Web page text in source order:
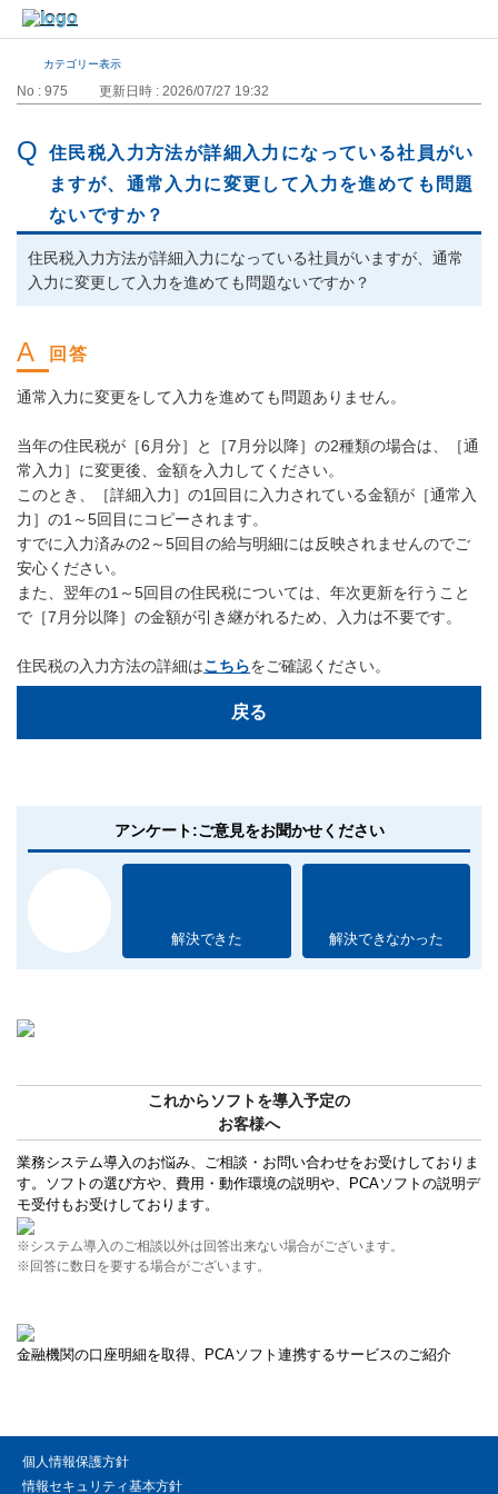
カテゴリー表示
No : 975 更新日時 : 2026/07/27 19:32
住民税入力方法が詳細入力になっている社員がい
ますが、通常入力に変更して入力を進めても問題
ないですか？
住民税入力方法が詳細入力になっている社員がいますが、通常
入力に変更して入力を進めても問題ないですか？
通常入力に変更をして入力を進めても問題ありません。
当年の住民税が［6月分］と［7月分以降］の2種類の場合は、［通
常入力］に変更後、金額を入力してください。
このとき、［詳細入力］の1回目に入力されている金額が［通常入
力］の1～5回目にコピーされます。
すでに入力済みの2～5回目の給与明細には反映されませんのでご
安心ください。
また、翌年の1～5回目の住民税については、年次更新を行うこと
で［7月分以降］の金額が引き継がれるため、入力は不要です。
住民税の入力方法の詳細はこちらをご確認ください。
戻る
アンケート:ご意見をお聞かせください
解決できた 解決できなかった
これからソフトを導入予定の
お客様へ
業務システム導入のお悩み、ご相談・お問い合わせをお受けしておりま
す。ソフトの選び方や、費用・動作環境の説明や、PCAソフトの説明デ
モ受付もお受けしております。
※システム導入のご相談以外は回答出来ない場合がございます。
※回答に数日を要する場合がございます。
金融機関の口座明細を取得、PCAソフト連携するサービスのご紹介
個人情報保護方針
情報セキュリティ基本方針